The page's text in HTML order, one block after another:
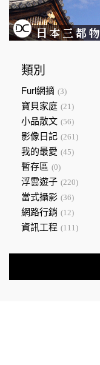
類別
Furl網摘 (3)
寶貝家庭 (21)
小品散文 (56)
影像日記 (261)
我的最愛 (45)
暫存區 (0)
浮雲遊子 (220)
當式攝影 (36)
網路行銷 (12)
資訊工程 (111)